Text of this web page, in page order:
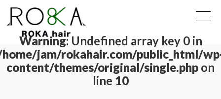
Warning: Undefined array key 0 in
jam/rokahair.com/public_html/
content/themes/original/single.php on
line 10